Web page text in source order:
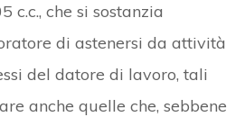
c.c., che si sostanzia
di astenersi da attività
del datore di lavoro, tali
anche quelle che, sebbene